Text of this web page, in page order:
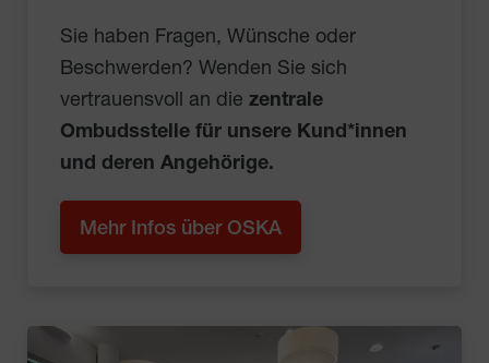
Sie haben Fragen, Wünsche oder
Beschwerden? Wenden Sie sich
vertrauensvoll an die zentrale
Ombudsstelle für unsere Kund*innen
und deren Angehörige.
Mehr Infos über OSKA